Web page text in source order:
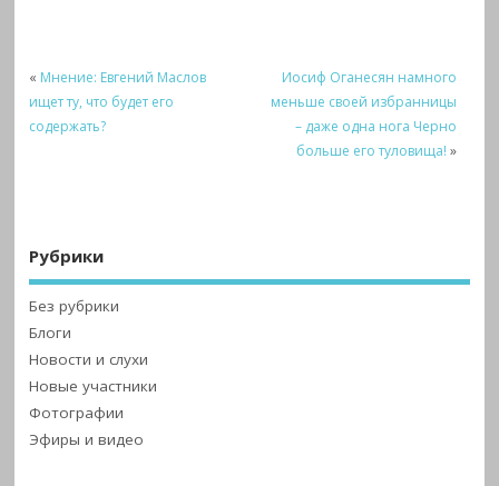
« Мнение: Евгений Маслов
ищет ту, что будет его
содержать?
Иосиф Оганесян намного
меньше своей избранницы
– даже одна нога Черно
больше его туловища! »
Рубрики
Без рубрики
Блоги
Новости и слухи
Новые участники
Фотографии
Эфиры и видео